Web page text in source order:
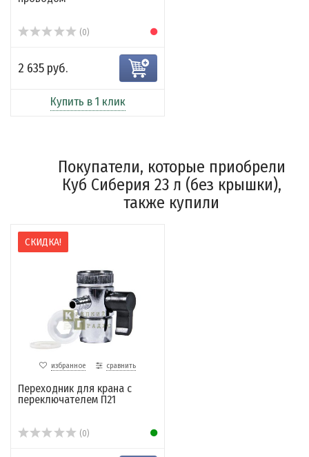
(0)
2 635 руб.
Купить в 1 клик
Покупатели, которые приобрели
Куб Сиберия 23 л (без крышки),
также купили
СКИДКА!
избранное сравнить
Переходник для крана с
переключателем П21
(0)